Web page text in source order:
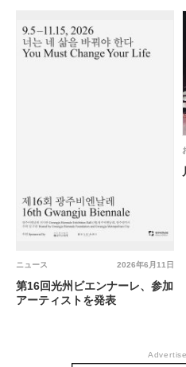
2026年6月11日
ニュース
第16回光州ビエンナーレ、参加
アーティストを発表